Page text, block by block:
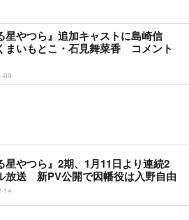
星やつら』追加キャストに島崎信
まいもとこ・石見舞菜香 コメント
09
星やつら』2期、1月11日より連続2
放送 新PV公開で因幡役は入野自由
14